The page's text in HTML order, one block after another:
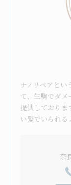
ナノリペアとい
て、生駒でダ
提供しておりま
い髪でいられる
奈